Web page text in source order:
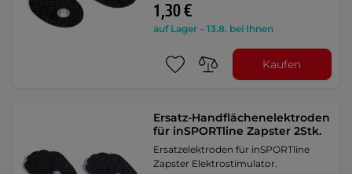
1,30 €
auf Lager – 13.8. bei Ihnen
Kaufen
Ersatz-Handflächenelektroden
für inSPORTline Zapster 2Stk.
Ersatzelektroden für inSPORTline
Zapster Elektrostimulator.